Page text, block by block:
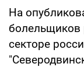
На
болельщиков
секторе